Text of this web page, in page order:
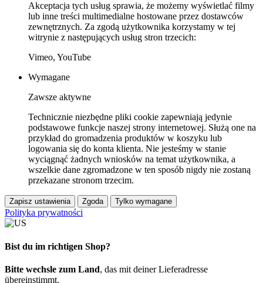
Akceptacja tych usług sprawia, że możemy wyświetlać filmy
lub inne treści multimedialne hostowane przez dostawców
zewnętrznych. Za zgodą użytkownika korzystamy w tej
witrynie z następujących usług stron trzecich:
Vimeo, YouTube
Wymagane
Zawsze aktywne
Technicznie niezbędne pliki cookie zapewniają jedynie
podstawowe funkcje naszej strony internetowej. Służą one na
przykład do gromadzenia produktów w koszyku lub
logowania się do konta klienta. Nie jesteśmy w stanie
wyciągnąć żadnych wniosków na temat użytkownika, a
wszelkie dane zgromadzone w ten sposób nigdy nie zostaną
przekazane stronom trzecim.
Zapisz ustawienia Zgoda Tylko wymagane
Polityka prywatności
Bist du im richtigen Shop?
Bitte wechsle zum Land, das mit deiner Lieferadresse
übereinstimmt.